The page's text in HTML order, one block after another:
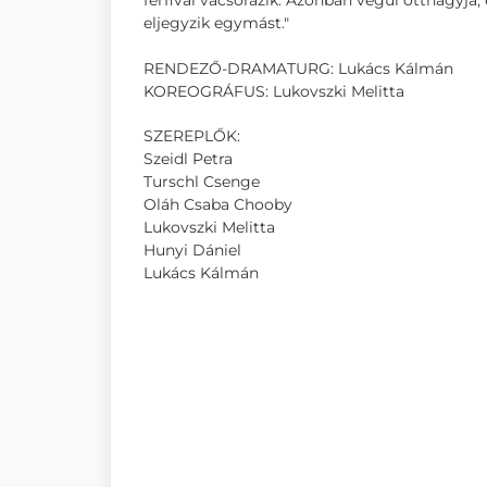
eljegyzik egymást."
RENDEZŐ-DRAMATURG: Lukács Kálmán
KOREOGRÁFUS: Lukovszki Melitta
SZEREPLŐK:
Szeidl Petra
Turschl Csenge
Oláh Csaba Chooby
Lukovszki Melitta
Hunyi Dániel
Lukács Kálmán